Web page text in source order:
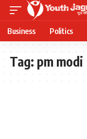
Business Politics
Tag: pm modi